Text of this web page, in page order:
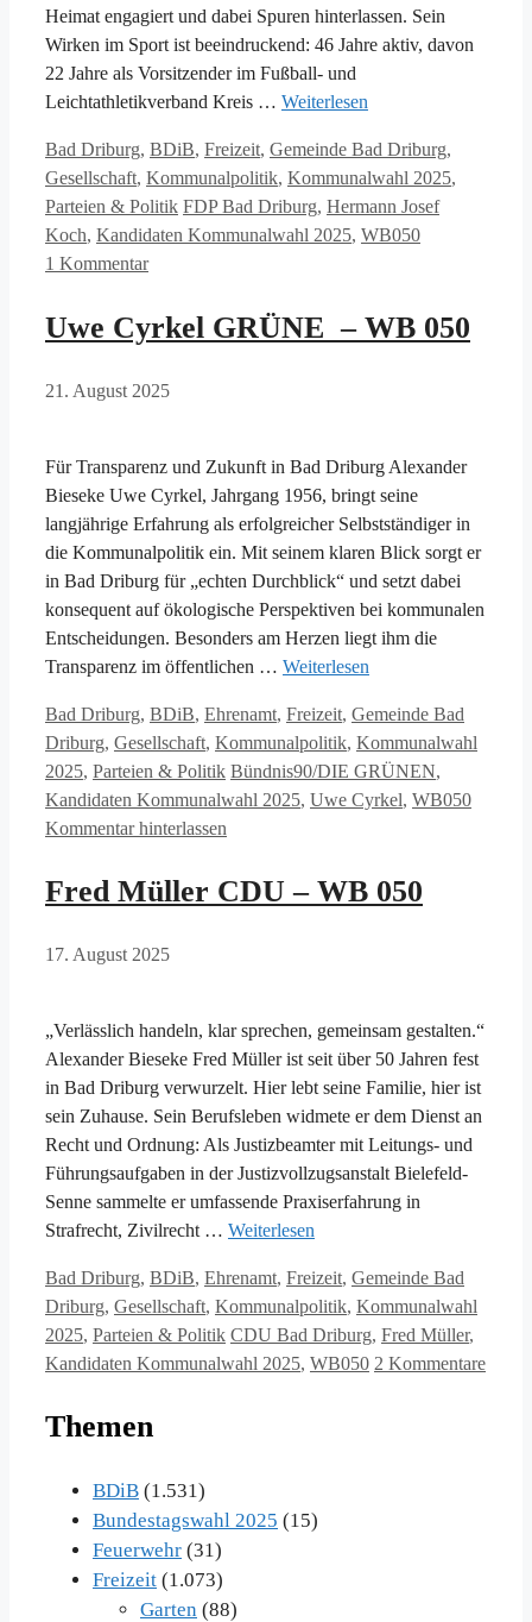
Heimat engagiert und dabei Spuren hinterlassen. Sein
Wirken im Sport ist beeindruckend: 46 Jahre aktiv, davon
22 Jahre als Vorsitzender im Fußball- und
Leichtathletikverband Kreis … Weiterlesen
Kategorien
Bad Driburg, BDiB, Freizeit, Gemeinde Bad Driburg,
Gesellschaft, Kommunalpolitik, Kommunalwahl 2025,
Parteien & Politik Schlagwörter
FDP Bad Driburg, Hermann Josef
Koch, Kandidaten Kommunalwahl 2025, WB050
1 Kommentar
Uwe Cyrkel GRÜNE – WB 050
21. August 2025
Für Transparenz und Zukunft in Bad Driburg Alexander
Bieseke Uwe Cyrkel, Jahrgang 1956, bringt seine
langjährige Erfahrung als erfolgreicher Selbstständiger in
die Kommunalpolitik ein. Mit seinem klaren Blick sorgt er
in Bad Driburg für „echten Durchblick“ und setzt dabei
konsequent auf ökologische Perspektiven bei kommunalen
Entscheidungen. Besonders am Herzen liegt ihm die
Transparenz im öffentlichen … Weiterlesen
Kategorien
Bad Driburg, BDiB, Ehrenamt, Freizeit, Gemeinde Bad
Driburg, Gesellschaft, Kommunalpolitik, Kommunalwahl
2025, Parteien & Politik Schlagwörter
Bündnis90/DIE GRÜNEN,
Kandidaten Kommunalwahl 2025, Uwe Cyrkel, WB050
Kommentar hinterlassen
Fred Müller CDU – WB 050
17. August 2025
„Verlässlich handeln, klar sprechen, gemeinsam gestalten.“
Alexander Bieseke Fred Müller ist seit über 50 Jahren fest
in Bad Driburg verwurzelt. Hier lebt seine Familie, hier ist
sein Zuhause. Sein Berufsleben widmete er dem Dienst an
Recht und Ordnung: Als Justizbeamter mit Leitungs- und
Führungsaufgaben in der Justizvollzugsanstalt Bielefeld-
Senne sammelte er umfassende Praxiserfahrung in
Strafrecht, Zivilrecht … Weiterlesen
Kategorien
Bad Driburg, BDiB, Ehrenamt, Freizeit, Gemeinde Bad
Driburg, Gesellschaft, Kommunalpolitik, Kommunalwahl
2025, Parteien & Politik Schlagwörter
CDU Bad Driburg, Fred Müller,
Kandidaten Kommunalwahl 2025, WB050 2 Kommentare
Themen
BDiB (1.531)
Bundestagswahl 2025 (15)
Feuerwehr (31)
Freizeit (1.073)
Garten (88)